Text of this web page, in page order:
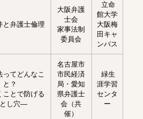
と弁護士倫理
大阪弁護
士会
家事法制
委員会
立命
館大学
大阪梅
田キャ
ンパス
ってどんなこ
と？
とで防げる
し穴―
名古屋市
市民経済
局・愛知
県弁護士
会（共
催）
緑生
涯学習
センタ
ー